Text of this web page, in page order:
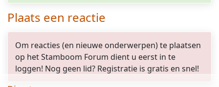
Plaats een reactie
Om reacties (en nieuwe onderwerpen) te plaatsen
op het Stamboom Forum dient u eerst in te
loggen! Nog geen lid? Registratie is gratis en snel!